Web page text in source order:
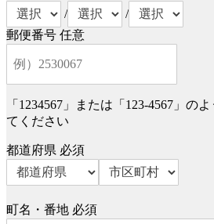
/
/
郵便番号 任意
「1234567」または「123-4567」の
てください
都道府県 必須
町名・番地 必須